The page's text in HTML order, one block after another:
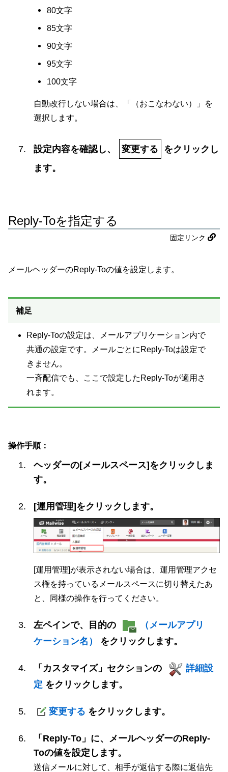
80文字
85文字
90文字
95文字
100文字
自動改行しない場合は、「（おこなわない）」を
選択します。
設定内容を確認し、 変更する
をクリックし
ます。
Reply-Toを指定する
固定リンク
メールヘッダーのReply-Toの値を設定します。
補足
Reply-Toの設定は、メールアプリケーション内で
共通の設定です。メールごとにReply-Toは設定で
きません。
一斉配信でも、ここで設定したReply-Toが適用さ
れます。
操作手順：
ヘッダーの[メールスペース]をクリックしま
す。
[運用管理]をクリックします。
[運用管理]が表示されない場合は、運用管理アクセ
ス権を持っているメールスペースに切り替えたあ
と、同様の操作を行ってください。
左ペインで、目的の
（メールアプリ
ケーション名）
をクリックします。
「カスタマイズ」セクションの
詳細設
定 をクリックします。
変更する をクリックします。
「Reply-To」に、メールヘッダーのReply-
Toの値を設定します。
送信メールに対して、相手が返信する際に返信先